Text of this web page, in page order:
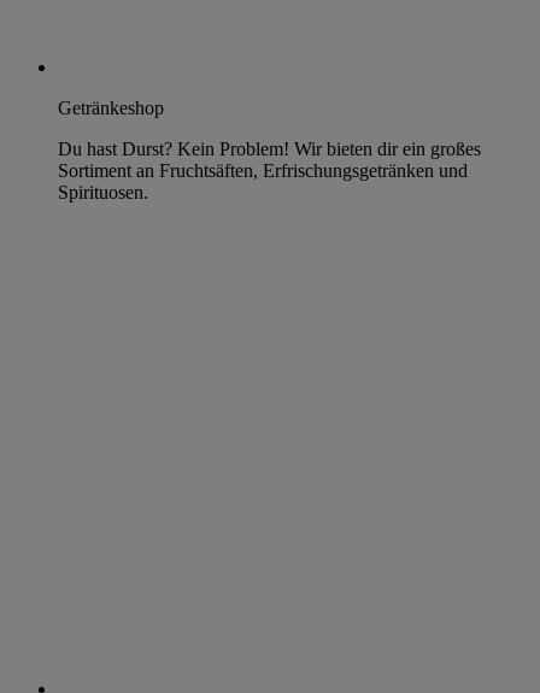
Getränkeshop
Du hast Durst? Kein Problem! Wir bieten dir ein großes
Sortiment an Fruchtsäften, Erfrischungsgetränken und
Spirituosen.